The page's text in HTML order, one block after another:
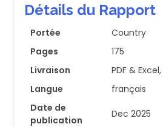
Détails du Rapport
Portée
Country
Pages
175
Livraison
PDF &
Langue
français
Date de
publication
Dec 2025